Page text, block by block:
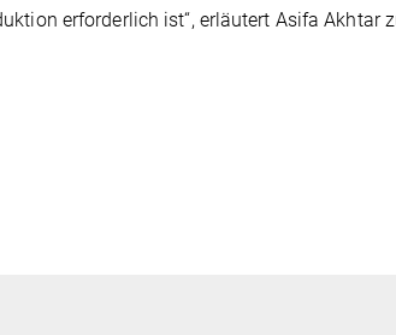
erforderlich ist“, erläutert Asifa Akhtar